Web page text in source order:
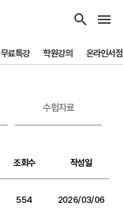
search menu
무료특강 학원강의 온라인서점
수험자료
조회수 작성일
554 2026/03/06